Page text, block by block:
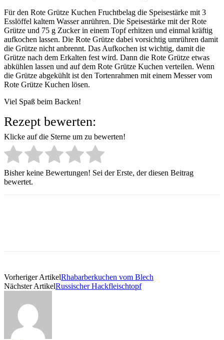
Für den Rote Grütze Kuchen Fruchtbelag die Speisestärke mit 3
Esslöffel kaltem Wasser anrühren. Die Speisestärke mit der Rote
Grütze und 75 g Zucker in einem Topf erhitzen und einmal kräftig
aufkochen lassen. Die Rote Grütze dabei vorsichtig umrühren damit
die Grütze nicht anbrennt. Das Aufkochen ist wichtig, damit die
Grütze nach dem Erkalten fest wird. Dann die Rote Grütze etwas
abkühlen lassen und auf dem Rote Grütze Kuchen verteilen. Wenn
die Grütze abgekühlt ist den Tortenrahmen mit einem Messer vom
Rote Grütze Kuchen lösen.
Viel Spaß beim Backen!
Rezept bewerten:
Klicke auf die Sterne um zu bewerten!
Bisher keine Bewertungen! Sei der Erste, der diesen Beitrag
bewertet.
Vorheriger ArtikelRhabarberkuchen vom Blech
Nächster ArtikelRussischer Hackfleischtopf